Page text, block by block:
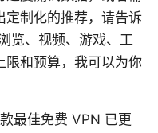
定制化的推荐，请告诉
览、视频、游戏、工
限和预算，我可以为你
最佳免费 VPN 已更